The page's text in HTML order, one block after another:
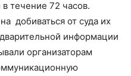
течение 72 часов.
добиваться от суда их
информации
организаторам